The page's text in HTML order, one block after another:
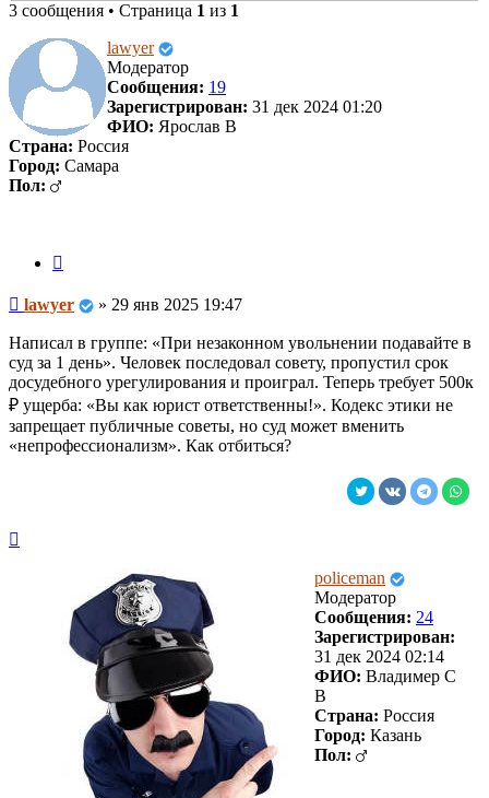
3 сообщения • Страница 1 из 1
lawyer
Модератор
Сообщения: 19
Зарегистрирован: 31 дек 2024 01:20
ФИО: Ярослав В
Страна: Россия
Город: Самара
Пол:
Сообщение
lawyer » 29 янв 2025 19:47
Написал в группе: «При незаконном увольнении подавайте в
суд за 1 день». Человек последовал совету, пропустил срок
досудебного урегулирования и проиграл. Теперь требует 500к
₽ ущерба: «Вы как юрист ответственны!». Кодекс этики не
запрещает публичные советы, но суд может вменить
«непрофессионализм». Как отбиться?
policeman
Модератор
Сообщения: 24
Зарегистрирован:
31 дек 2024 02:14
ФИО: Владимер С
В
Страна: Россия
Город: Казань
Пол: